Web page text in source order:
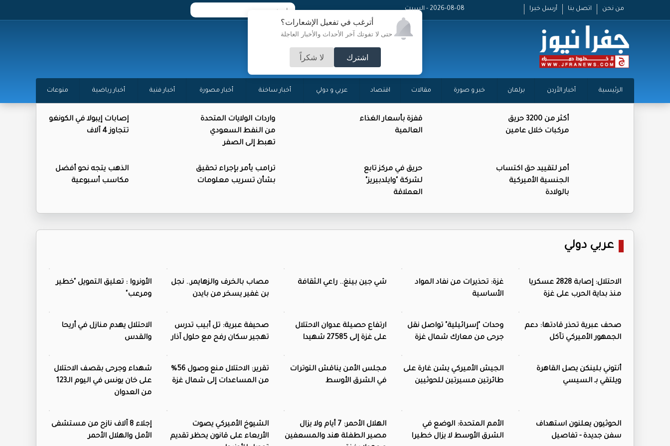
أترغب في تفعيل الإشعارات؟
حتى لا تفوتك آخر الأحداث والأخبار العاجلة
اشترك لا شكراً
من نحن اتصل بنا أرسل خبرا 2026-08-08 - السبت
الرئيسية أخبار الأردن برلمان خبر و صورة مقالات اقتصاد عربي و دولي أخبار ساخنة أخبار مصورة أخبار فنية أخبار رياضية منوعات
أكثر من 3200 حريق
مركبات خلال عامين
قفزة بأسعار الغذاء
العالمية
واردات الولايات المتحدة
من النفط السعودي
تهبط إلى الصفر
إصابات إيبولا في الكونغو
تتجاوز 4 آلاف
أمر لتقييد حق اكتساب
الجنسية الأميركية
بالولادة
حريق في مركز تابع
لشركة "وايلدبيريز"
العملاقة
ترامب يأمر بإجراء تحقيق
بشأن تسريب معلومات
الذهب يتجه نحو أفضل
مكاسب أسبوعية
عربي دولي
الاحتلال: إصابة 2828 عسكريا
منذ بداية الحرب على غزة
غزة: تحذيرات من نفاد المواد
الأساسية
شي جين بينغ.. راعي الثقافة
مصاب بالخرف والزهايمر.. نجل
بن غفير يسخر من بايدن
الأونروا : تعليق التمويل "خطير
ومرعب"
صحف عبرية تحذر قادتها: دعم
الجمهور الأميركي تآكل
وحدات "إسرائيلية" تواصل نقل
جرحى من معارك شمال غزة
ارتفاع حصيلة عدوان الاحتلال
على غزة إلى 27585 شهيدا
صحيفة عبرية: تل أبيب تدرس
تهجير سكان رفح مع حلول آذار
الاحتلال يهدم منازل في أريحا
والقدس
أنتوني بلينكن يصل القاهرة
ويلتقي بـ السيسي
الجيش الأميركي يشن غارة على
طائرتين مسيرتين للحوثيين
مجلس الأمن يناقش التوترات
في الشرق الأوسط
تقرير: الاحتلال منع وصول 56%
من المساعدات إلى شمال غزة
شهداء وجرحى بقصف الاحتلال
على خان يونس في اليوم الـ123
من العدوان
الحوثيون يعلنون استهداف
سفن جديدة - تفاصيل
الأمم المتحدة: الوضع في
الشرق الأوسط لا يزال خطيرا
الهلال الأحمر: 7 أيام ولا يزال
مصير الطفلة هند والمسعفين
الشيوخ الأميركي يصوت
الأربعاء على قانون يحظر تقديم
إجلاء 8 آلاف نازح من مستشفى
الأمل والهلال الأحمر